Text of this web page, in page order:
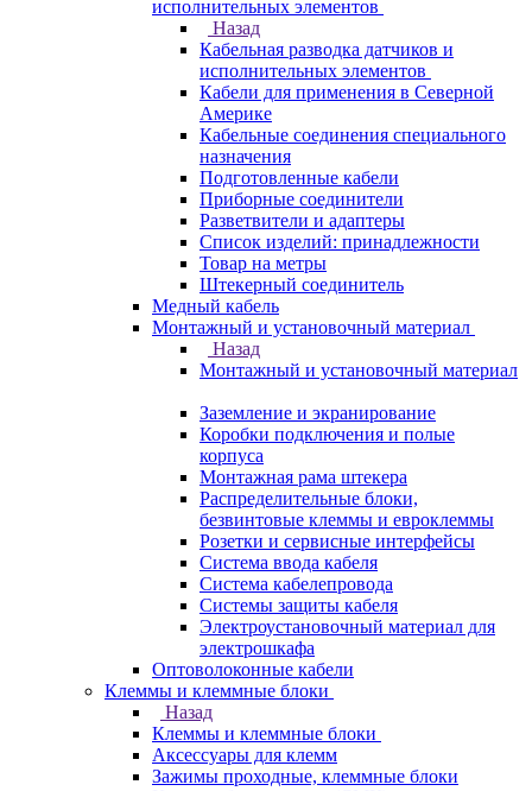
исполнительных элементов
Назад
Кабельная разводка датчиков и
исполнительных элементов
Кабели для применения в Северной
Америке
Кабельные соединения специального
назначения
Подготовленные кабели
Приборные соединители
Разветвители и адаптеры
Список изделий: принадлежности
Товар на метры
Штекерный соединитель
Медный кабель
Монтажный и установочный материал
Назад
Монтажный и установочный материал
Заземление и экранирование
Коробки подключения и полые
корпуса
Монтажная рама штекера
Распределительные блоки,
безвинтовые клеммы и евроклеммы
Розетки и сервисные интерфейсы
Система ввода кабеля
Система кабелепровода
Системы защиты кабеля
Электроустановочный материал для
электрошкафа
Оптоволоконные кабели
Клеммы и клеммные блоки
Назад
Клеммы и клеммные блоки
Аксессуары для клемм
Зажимы проходные, клеммные блоки